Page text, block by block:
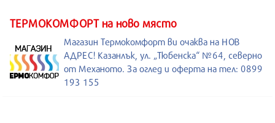
ТЕРМОКОМФОРТ на ново място
Магазин Термокомфорт ви очаква на НОВ
АДРЕС! Казанлък, ул. „Тюбенска“ №64, северно
от Механото. За оглед и оферта на тел: 0899
193 155